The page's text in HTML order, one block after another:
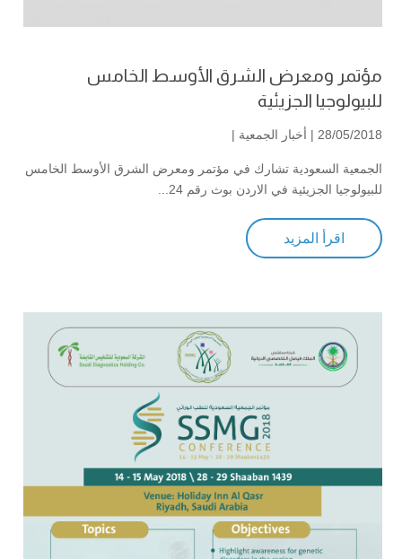
مؤتمر ومعرض الشرق الأوسط الخامس
للبيولوجيا الجزيئية
28/05/2018 | أخبار الجمعية |
الجمعية السعودية تشارك في مؤتمر ومعرض الشرق الأوسط الخامس
للبيولوجيا الجزيئية في الاردن بوث رقم 24...
اقرأ المزيد